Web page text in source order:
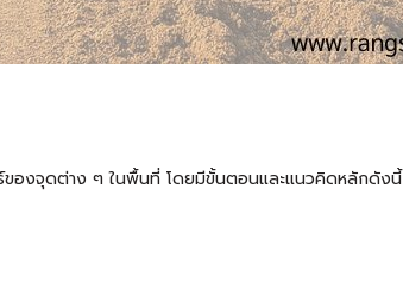
ของจุดต่าง ๆ ในพื้นที่ โดยมีขั้นตอนและแนวคิดหลักดังนี้